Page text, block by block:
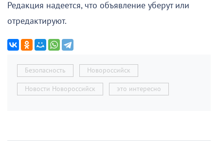
Редакция надеется, что объявление уберут или
отредактируют.
Безопасность Новороссийск
Новости Новороссийск это интересно